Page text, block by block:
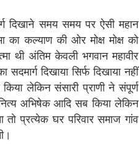
दिखाने समय समय पर ऐसी महान
कल्याण की ओर मोक्ष मोक्ष को
थी अंतिम केवली भगवान महावीर
दिखाया सिर्फ दिखाया नहीं
लेकिन संसारी प्राणी ने संपूर्ण
अभिषेक आदि सब किया लेकिन
तो प्रत्येक घर परिवार समाज गांव